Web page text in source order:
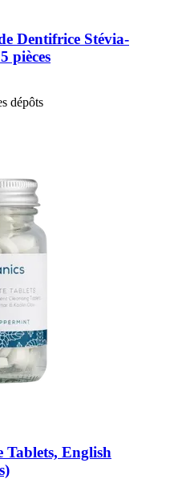
Dentifrice Stévia-​
pièces
dépôts
Tablets, English